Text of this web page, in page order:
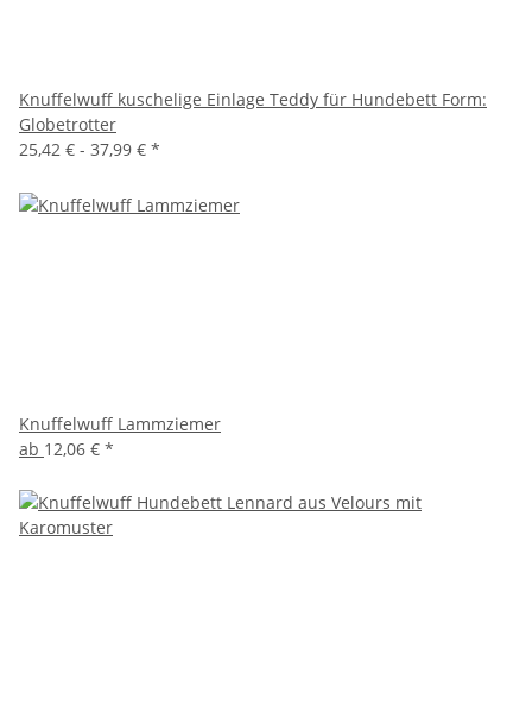
Knuffelwuff kuschelige Einlage Teddy für Hundebett Form:
Globetrotter
25,42 € - 37,99 € *
Knuffelwuff Lammziemer
ab 12,06 € *